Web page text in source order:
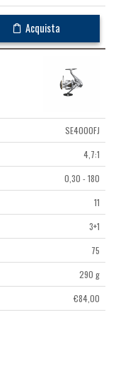
Acquista
SE4000FJ
4,7:1
0,30 - 180
11
3+1
75
290 g
€84,00